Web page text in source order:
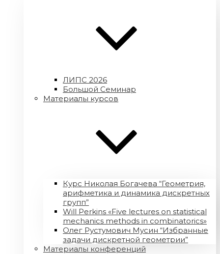
ЛИПС 2026
Большой Семинар
Материалы курсов
Курс Николая Богачева “Геометрия,
арифметика и динамика дискретных
групп”
Will Perkins «Five lectures on statistical
mechanics methods in combinatorics»
Олег Рустумович Мусин “Избранные
задачи дискретной геометрии”
Материалы конференций